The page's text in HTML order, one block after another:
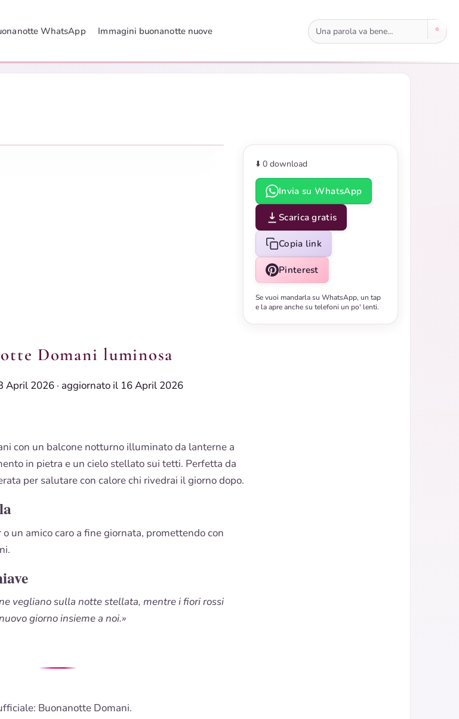
WhatsApp Immagini buonanotte nuove Cerca immagini
⬇️ 0 download
Invia su WhatsApp
Scarica gratis
Copia link
Pinterest
Se vuoi mandarla su WhatsApp, un tap
e la apre anche su telefoni un po' lenti.
Domani luminosa
April 2026 · aggiornato il 16 April 2026
con un balcone notturno illuminato da lanterne a
in pietra e un cielo stellato sui tetti. Perfetta da
per salutare con calore chi rivedrai il giorno dopo.
un amico caro a fine giornata, promettendo con
vegliano sulla notte stellata, mentre i fiori rossi
giorno insieme a noi.»
Buonanotte Domani.